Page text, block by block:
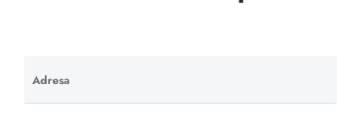
Adresa
Ponechte
toto pole